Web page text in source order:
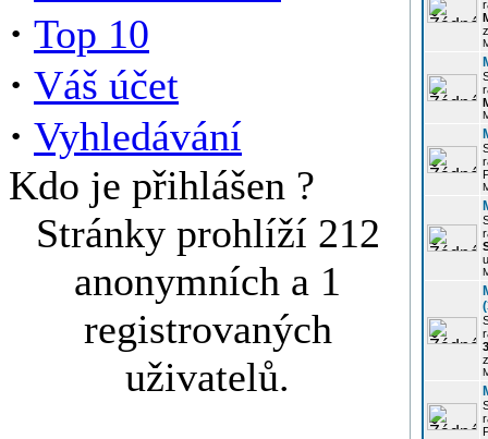
· Top 10
· Váš účet
· Vyhledávání
Kdo je přihlášen ?
Stránky prohlíží 212
anonymních a 1
registrovaných
uživatelů.